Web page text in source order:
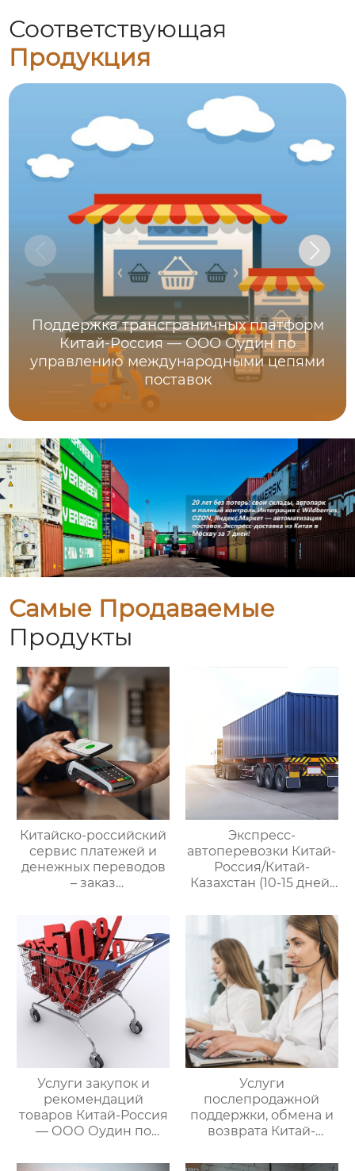
Соответствующая
Продукция
Поддержка трансграничных платформ
Китай-Россия — ООО Оудин по
управлению международными цепями
поставок
Самые Продаваемые
Продукты
Китайско-российский
сервис платежей и
денежных переводов
– заказ
поставок
Экспресс-
автоперевозки Китай-
Россия/Китай-
Казахстан (10-15 дней)
управлению
международными
цепями поставок
Услуги закупок и
рекомендаций
товаров Китай-Россия
— ООО Оудин по
международными
Услуги
послепродажной
поддержки, обмена и
возврата Китай-
по управлению